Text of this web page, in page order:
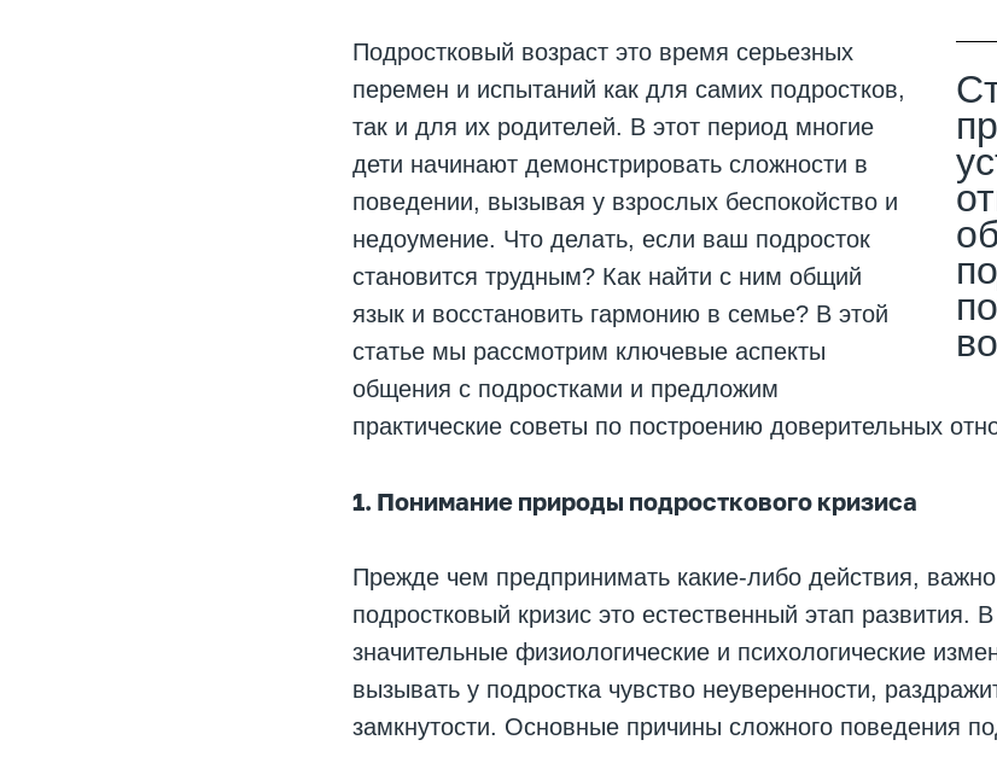
Подростковый возраст это время серьезных
перемен и испытаний как для самих подростков,
так и для их родителей. В этот период многие
дети начинают демонстрировать сложности в
поведении, вызывая у взрослых беспокойство и
недоумение. Что делать, если ваш подросток
становится трудным? Как найти с ним общий
язык и восстановить гармонию в семье? В этой
статье мы рассмотрим ключевые аспекты
общения с подростками и предложим
практические советы по построению доверительных
1. Понимание природы подросткового кризиса
Прежде чем предпринимать какие-либо действия,
подростковый кризис это естественный этап развития.
значительные физиологические и психологические
вызывать у подростка чувство неуверенности,
замкнутости. Основные причины сложного поведения